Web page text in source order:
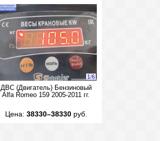
1/6
ДВС (Двигатель) Бензиновый
Alfa Romeo 159 2005-2011 гг.
Цена: 38330–38330руб.